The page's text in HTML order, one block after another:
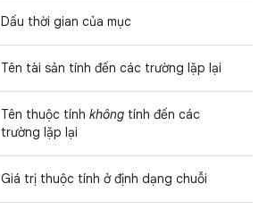
Dấu thời gian của mục
Tên tài sản tính đến các trường lặp lại
Tên thuộc tính không tính đến các
trường lặp lại
Giá trị thuộc tính ở định dạng chuỗi